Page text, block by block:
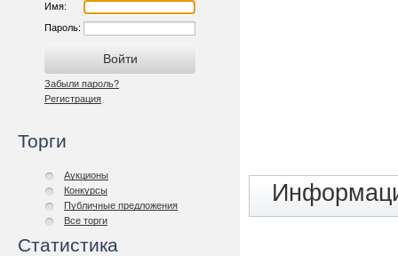
Имя:
Пароль:
Забыли пароль?
Регистрация
Торги
Аукционы
Конкурсы
Публичные предложения
Все торги
Статистика